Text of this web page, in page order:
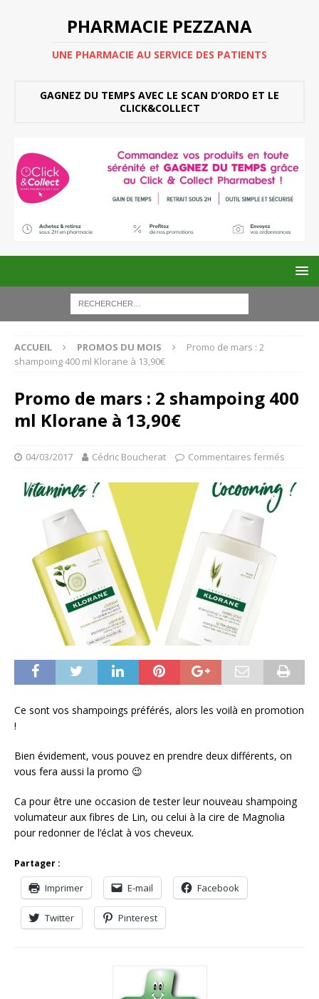
PHARMACIE PEZZANA
UNE PHARMACIE AU SERVICE DES PATIENTS
GAGNEZ DU TEMPS AVEC LE SCAN D’ORDO ET LE
CLICK&COLLECT
ACCUEIL PROMOS DU MOIS
Promo de mars : 2
shampoing 400 ml Klorane à 13,90€
Promo de mars : 2 shampoing 400
ml Klorane à 13,90€
04/03/2017 Cédric Boucherat Commentaires fermés
Ce sont vos shampoings préférés, alors les voilà en promotion
!
Bien évidement, vous pouvez en prendre deux différents, on
vous fera aussi la promo 😉
Ca pour être une occasion de tester leur nouveau shampoing
volumateur aux fibres de Lin, ou celui à la cire de Magnolia
pour redonner de l’éclat à vos cheveux.
Partager :
Imprimer E-mail Facebook
Twitter Pinterest